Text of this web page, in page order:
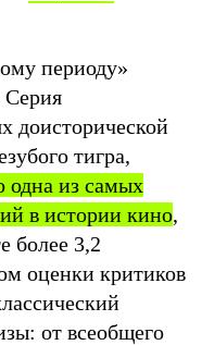
периоду»
Серия
доисторической
тигра,
одна из самых
в истории кино,
более 3,2
оценки критиков
от всеобщего